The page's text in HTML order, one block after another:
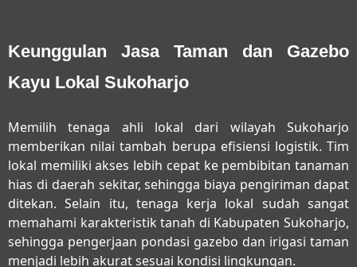
Keunggulan Jasa Taman dan Gazebo
Kayu Lokal Sukoharjo
Memilih tenaga ahli lokal dari wilayah Sukoharjo
memberikan nilai tambah berupa efisiensi logistik. Tim
lokal memiliki akses lebih cepat ke pembibitan tanaman
hias di daerah sekitar, sehingga biaya pengiriman dapat
ditekan. Selain itu, tenaga kerja lokal sudah sangat
memahami karakteristik tanah di Kabupaten Sukoharjo,
sehingga pengerjaan pondasi gazebo dan irigasi taman
menjadi lebih akurat sesuai kondisi lingkungan.